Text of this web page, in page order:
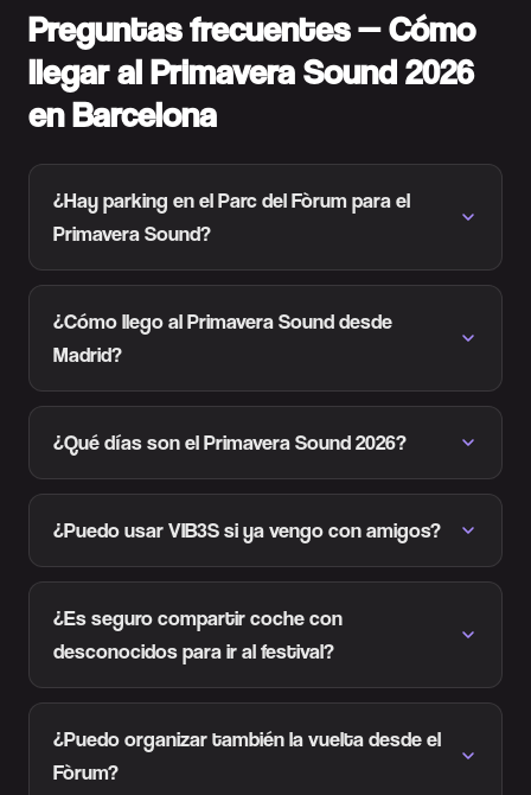
Preguntas frecuentes — Cómo
llegar al Primavera Sound 2026
en Barcelona
¿Hay parking en el Parc del Fòrum para el
Primavera Sound?
¿Cómo llego al Primavera Sound desde
Madrid?
¿Qué días son el Primavera Sound 2026?
¿Puedo usar VIB3S si ya vengo con amigos?
¿Es seguro compartir coche con
desconocidos para ir al festival?
¿Puedo organizar también la vuelta desde el
Fòrum?